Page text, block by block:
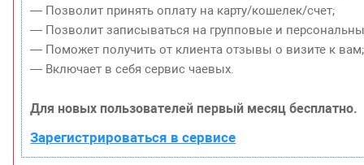
— Позволит принять оплату на карту/кошелек/счет;
— Позволит записываться на групповые и
— Поможет получить от клиента отзывы о визите к вам;
— Включает в себя сервис чаевых.
Для новых пользователей первый месяц бесплатно.
Зарегистрироваться в сервисе